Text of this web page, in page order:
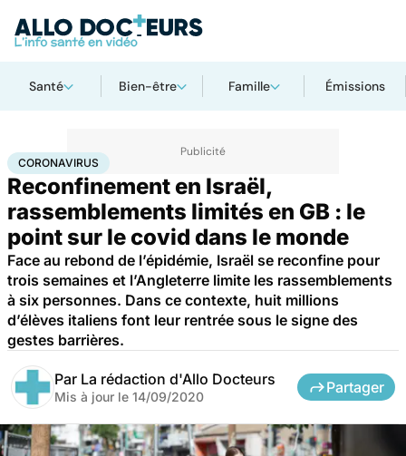
Santé Bien-être Famille Émissions
AccueilSantéMaladies Coronavirus
CORONAVIRUS
Reconfinement en Israël,
rassemblements limités en GB : le
point sur le covid dans le monde
Face au rebond de l’épidémie, Israël se reconfine pour
trois semaines et l’Angleterre limite les rassemblements
à six personnes. Dans ce contexte, huit millions
d’élèves italiens font leur rentrée sous le signe des
gestes barrières.
Par La rédaction d'Allo Docteurs
Mis à jour le 14/09/2020
Partager